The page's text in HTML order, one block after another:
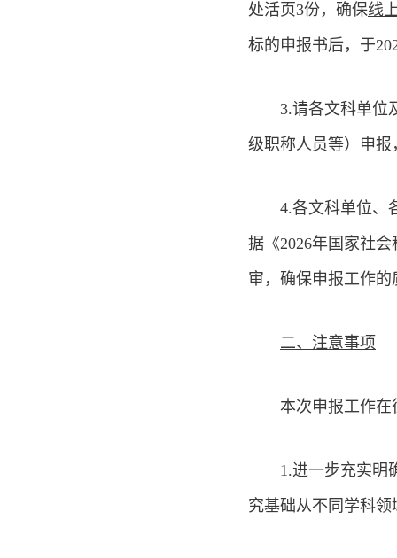
处活页3份，确保线
标的申报书后，于
3.请各文科单位
级职称人员等）申
4.各文科单位、
据《2026年国家社
审，确保申报工作的
二、注意事项
本次申报工作
1.进一步充实明
究基础从不同学科